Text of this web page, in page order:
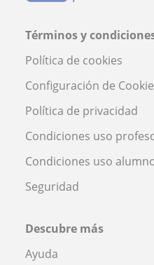
Términos y
Política de cookies
Configuración de
Política de privacidad
Condiciones uso
Condiciones uso
Seguridad
Descubre más
Ayuda